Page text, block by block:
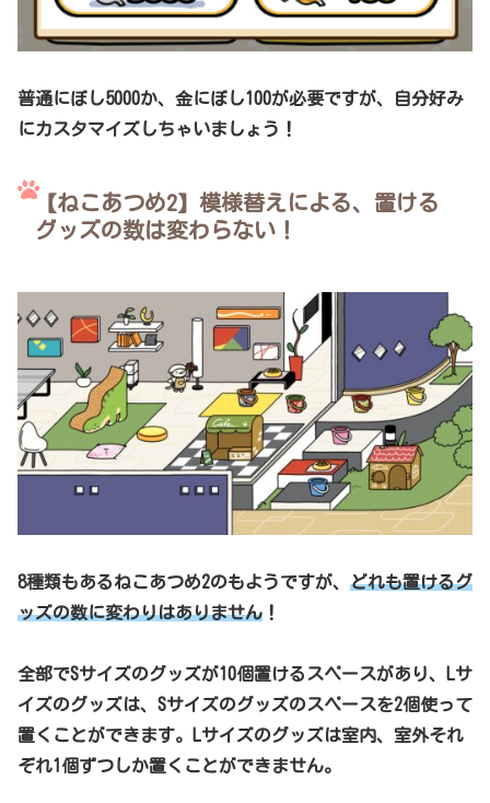
普通にぼし5000か、金にぼし100が必要ですが、自分好み
にカスタマイズしちゃいましょう！
【ねこあつめ2】模様替えによる、置ける
グッズの数は変わらない！
8種類もあるねこあつめ2のもようですが、 どれも置けるグ
ッズの数に変わりはありません ！
全部でSサイズのグッズが10個置けるスペースがあり、Lサ
イズのグッズは、Sサイズのグッズのスペースを2個使って
置くことができます。Lサイズのグッズは室内、室外それ
ぞれ1個ずつしか置くことができません。